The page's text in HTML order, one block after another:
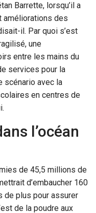
Barrette, lorsqu’il a
améliorations des
il. Par quoi s’est
une
entre les mains du
services pour la
scénario avec la
en centres de
l’océan
de 45,5 millions de
d’embaucher 160
plus pour assurer
de la poudre aux